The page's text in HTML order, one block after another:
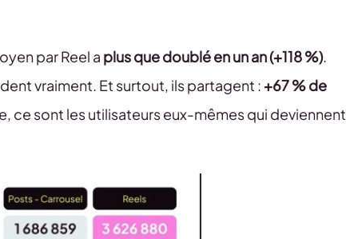
par Reel a plus que doublé en un an (+118 %).
vraiment. Et surtout, ils partagent : +67 % de
ce sont les utilisateurs eux-mêmes qui deviennent